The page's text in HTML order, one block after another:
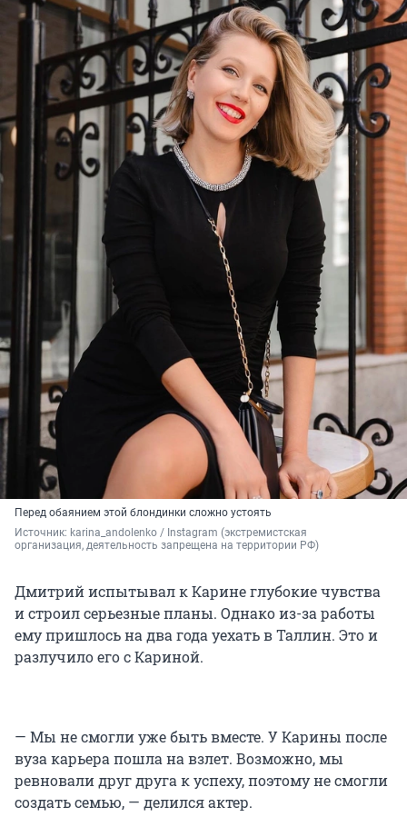
Перед обаянием этой блондинки сложно устоять
Источник: karina_andolenko / Instagram (экстремистская
организация, деятельность запрещена на территории РФ)
Дмитрий испытывал к Карине глубокие чувства
и строил серьезные планы. Однако из-за работы
ему пришлось на два года уехать в Таллин. Это и
разлучило его с Кариной.
— Мы не смогли уже быть вместе. У Карины после
вуза карьера пошла на взлет. Возможно, мы
ревновали друг друга к успеху, поэтому не смогли
создать семью, — делился актер.